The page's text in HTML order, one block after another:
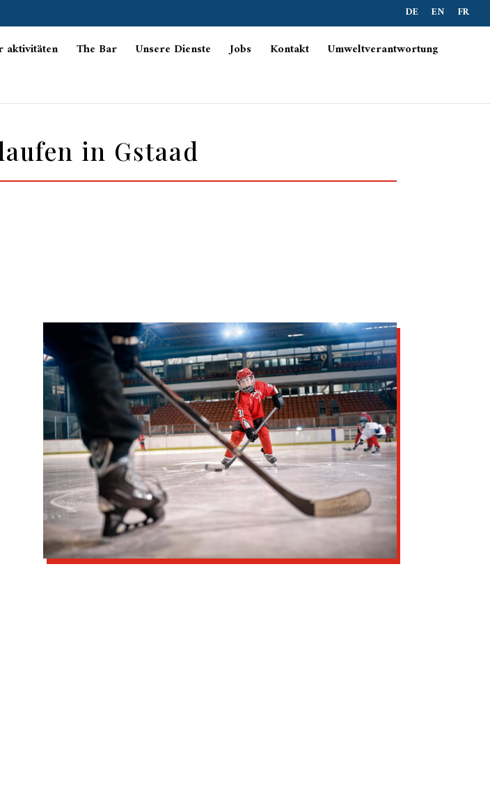
DE EN FR
aktivitäten The Bar Unsere Dienste Jobs Kontakt
Umweltverantwortung
in Gstaad